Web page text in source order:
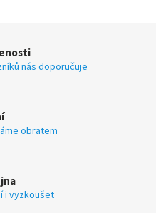
nás doporučuje
obratem
i vyzkoušet